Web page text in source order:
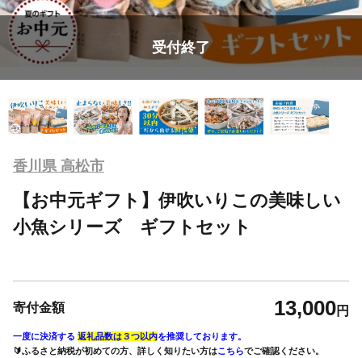
受付終了
香川県 高松市
【お中元ギフト】伊吹いりこの美味しい
小魚シリーズ ギフトセット
寄付金額 13,000円
一度に決済する 返礼品数は３つ以内を推奨しております。
🔰ふるさと納税が初めての方、詳しく知りたい方はこちらでご確認ください。